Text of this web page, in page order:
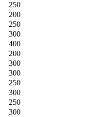
250
200
250
300
400
200
300
300
250
300
250
300